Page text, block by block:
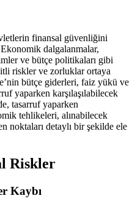
finansal güvenliğini
dalgalanmalar,
ve bütçe politikaları gibi
riskler ve zorluklar ortaya
bütçe giderleri, faiz yükü ve
yaparken karşılaşılabilecek
tasarruf yaparken
tehlikeleri, alınabilecek
noktaları detaylı bir şekilde ele
Riskler
Kaybı